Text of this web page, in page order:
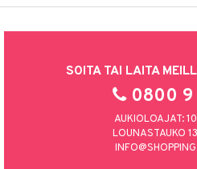
SOITA TAI LAITA
0800 9
AUKIOLOAJAT:
LOUNASTAUKO